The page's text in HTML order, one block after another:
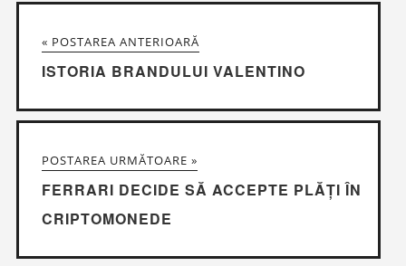
« POSTAREA ANTERIOARĂ
ISTORIA BRANDULUI VALENTINO
POSTAREA URMĂTOARE »
FERRARI DECIDE SĂ ACCEPTE PLĂȚI ÎN
CRIPTOMONEDE